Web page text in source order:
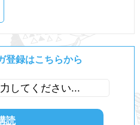
登録はこちらから